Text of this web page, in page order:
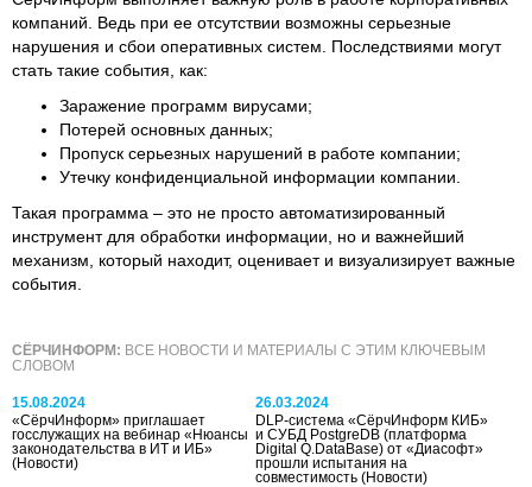
компаний. Ведь при ее отсутствии возможны серьезные
нарушения и сбои оперативных систем. Последствиями могут
стать такие события, как:
Заражение программ вирусами;
Потерей основных данных;
Пропуск серьезных нарушений в работе компании;
Утечку конфиденциальной информации компании.
Такая программа – это не просто автоматизированный
инструмент для обработки информации, но и важнейший
механизм, который находит, оценивает и визуализирует важные
события.
СЁРЧИНФОРМ: ВСЕ НОВОСТИ И МАТЕРИАЛЫ С ЭТИМ КЛЮЧЕВЫМ
СЛОВОМ
15.08.2024
«СёрчИнформ» приглашает
госслужащих на вебинар «Нюансы
законодательства в ИТ и ИБ»
(Новости)
26.03.2024
DLP-система «СёрчИнформ КИБ»
и СУБД PostgreDB (платформа
Digital Q.DataBase) от «Диасофт»
прошли испытания на
совместимость(Новости)